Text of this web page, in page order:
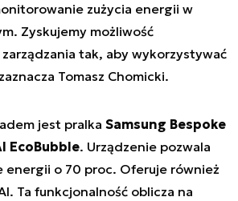
zużycia energii w
Zyskujemy możliwość
tak, aby wykorzystywać
Tomasz Chomicki.
jest pralka Samsung Bespoke
EcoBubble. Urządzenie pozwala
energii o 70 proc. Oferuje również
Ta funkcjonalność oblicza na